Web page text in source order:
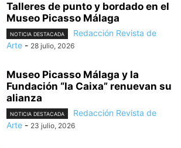
Talleres de punto y bordado en el
Museo Picasso Málaga
NOTICIA DESTACADA
Redacción Revista de
Arte - 28 julio, 2026
Museo Picasso Málaga y la
Fundación “la Caixa” renuevan su
alianza
NOTICIA DESTACADA
Redacción Revista de
Arte - 23 julio, 2026